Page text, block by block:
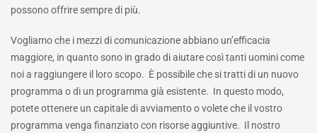
possono offrire sempre di più.
Vogliamo che i mezzi di comunicazione abbiano un’efficacia
maggiore, in quanto sono in grado di aiutare così tanti uomini come
noi a raggiungere il loro scopo. È possibile che si tratti di un nuovo
programma o di un programma già esistente. In questo modo,
potete ottenere un capitale di avviamento o volete che il vostro
programma venga finanziato con risorse aggiuntive. Il nostro